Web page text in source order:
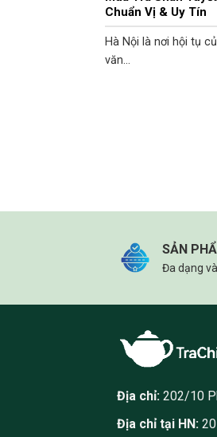
Chuẩn Vị & Uy Tín
Hà Nội là nơi hội tụ
văn...
SẢN
Đa dạng
Địa chỉ: 202/10
Địa chỉ tại HN: